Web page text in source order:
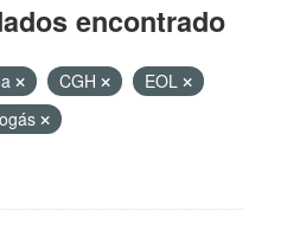
encontrado
CGH
EOL